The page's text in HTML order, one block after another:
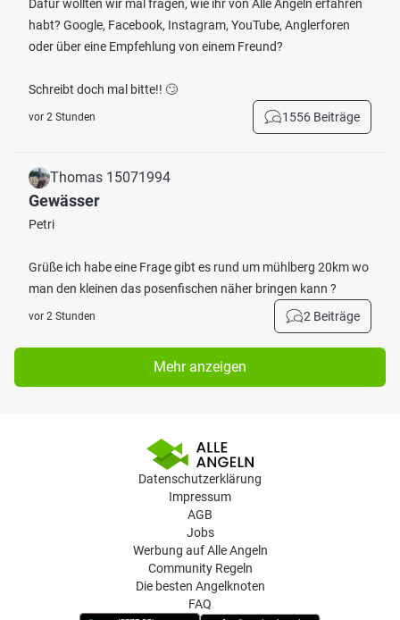
Dafür wollten wir mal fragen, wie ihr von Alle Angeln erfahren
habt? Google, Facebook, Instagram, YouTube, Anglerforen
oder über eine Empfehlung von einem Freund?
Schreibt doch mal bitte!! 🙄
vor 2 Stunden 1556 Beiträge
Thomas 15071994
Gewässer
Petri
Grüße ich habe eine Frage gibt es rund um mühlberg 20km wo
man den kleinen das posenfischen näher bringen kann ?
vor 2 Stunden 2 Beiträge
Mehr anzeigen
Datenschutzerklärung
Impressum
AGB
Jobs
Werbung auf Alle Angeln
Community Regeln
Die besten Angelknoten
FAQ